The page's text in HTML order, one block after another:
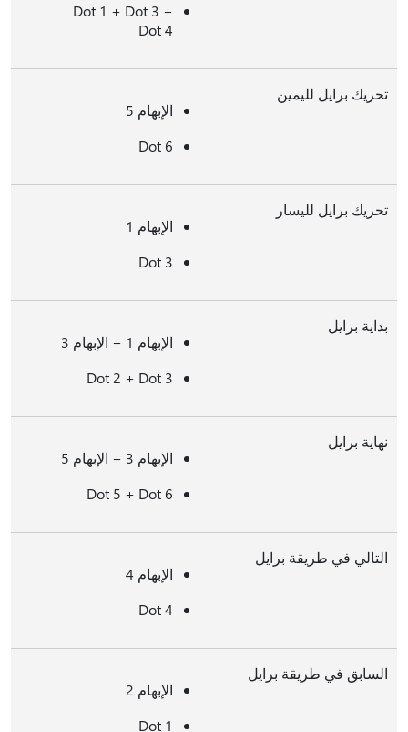
Dot 1 + Dot 3 +
Dot 4
تحريك برايل لليمين
الإبهام 5
Dot 6
تحريك برايل لليسار
الإبهام 1
Dot 3
بداية برايل
الإبهام 1 + الإبهام 3
Dot 2 + Dot 3
نهاية برايل
الإبهام 3 + الإبهام 5
Dot 5 + Dot 6
التالي في طريقة برايل
الإبهام 4
Dot 4
السابق في طريقة برايل
الإبهام 2
Dot 1